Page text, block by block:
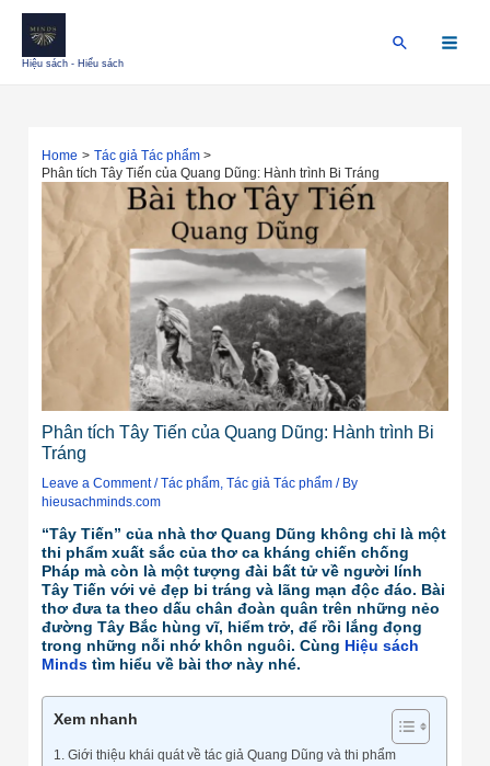
content
Hiệu sách - Hiểu sách
Search
Menu
Home
Tác giả Tác phẩm
Phân tích Tây Tiến của Quang Dũng: Hành trình Bi Tráng
Phân tích Tây Tiến của Quang Dũng: Hành trình Bi
Tráng
Leave a Comment /Tác phẩm ,Tác giả Tác phẩm / By
hieusachminds.com
“Tây Tiến” của nhà thơ Quang Dũng không chỉ là một
thi phẩm xuất sắc của thơ ca kháng chiến chống
Pháp mà còn là một tượng đài bất tử về người lính
Tây Tiến với vẻ đẹp bi tráng và lãng mạn độc đáo. Bài
thơ đưa ta theo dấu chân đoàn quân trên những nẻo
đường Tây Bắc hùng vĩ, hiểm trở, để rồi lắng đọng
trong những nỗi nhớ khôn nguôi. Cùng Hiệu sách
Minds tìm hiểu về bài thơ này nhé.
Xem nhanh
Giới thiệu khái quát về tác giả Quang Dũng và thi phẩm
viết